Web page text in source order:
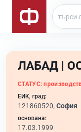
ЛАБАД |
СТАТУС:
ЕИК, град:
121860520, София
основана:
17.03.1999